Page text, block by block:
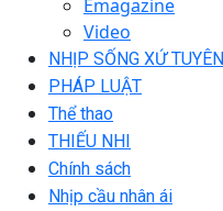
Emagazine
Video
NHỊP SỐNG XỨ TUYÊN
PHÁP LUẬT
Thể thao
THIẾU NHI
Chính sách
Nhịp cầu nhân ái